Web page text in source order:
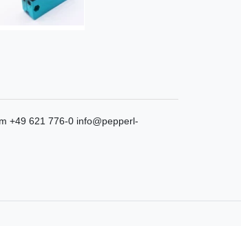
+49 621 776-0 info@pepperl-